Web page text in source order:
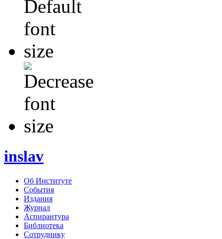
inslav
Об Институте
События
Издания
Журнал
Аспирантура
Библиотека
Сотруднику